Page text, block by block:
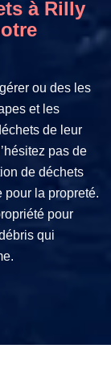
à Rilly
ou des les
et les
de leur
pas de
de déchets
la propreté.
pour
qui